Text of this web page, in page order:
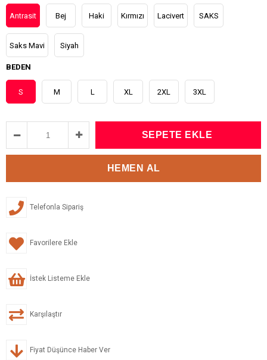
Antrasit Bej Haki Kırmızı Lacivert SAKS
Saks Mavi Siyah
BEDEN
S M L XL 2XL 3XL
Telefonla Sipariş
Favorilere Ekle
İstek Listeme Ekle
Karşılaştır
Fiyat Düşünce Haber Ver